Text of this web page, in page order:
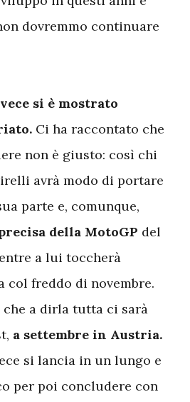
dovremmo continuare
si è mostrato
Ci ha raccontato che
non è giusto: così chi
avrà modo di portare
parte e, comunque,
della MotoGP del
a lui toccherà
col freddo di novembre.
a dirla tutta ci sarà
a settembre in Austria.
si lancia in un lungo e
per poi concludere con